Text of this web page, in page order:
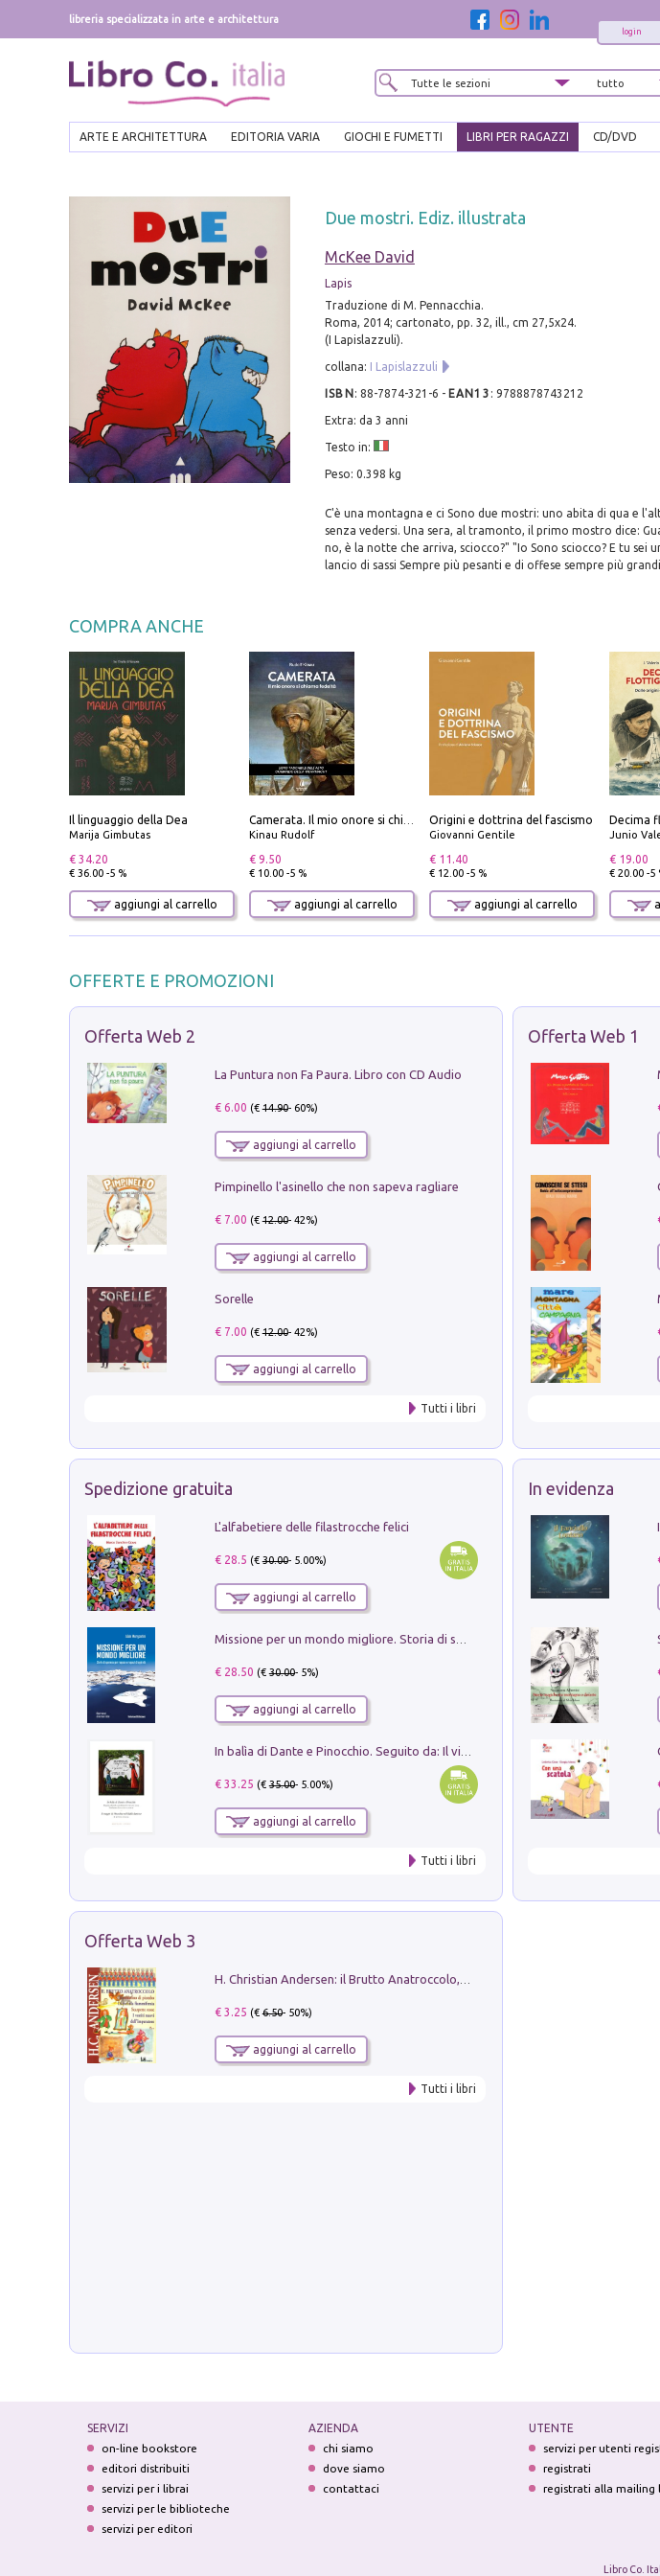
libreria specializzata in arte e architettura
login
ARTE E ARCHITETTURA EDITORIA VARIA GIOCHI E FUMETTI LIBRI PER RAGAZZI CD/DVD
Due mostri. Ediz. illustrata
McKee David
Lapis
Traduzione di M. Pennacchia.
Roma, 2014; cartonato, pp. 32, ill., cm 27,5x24.
(I Lapislazzuli).
collana: I Lapislazzuli
ISBN : 88-7874-321-6 - EAN13 : 9788878743212
Extra: da 3 anni
Testo in:
Peso: 0.398 kg
C'è una montagna e ci Sono due mostri: uno abita di qua e
senza vedersi. Una sera, al tramonto, il primo mostro dice:
no, è la notte che arriva, sciocco?" "Io Sono sciocco? E tu sei
lancio di sassi Sempre più pesanti e di offese sempre più
COMPRA ANCHE
Il linguaggio della Dea
Marija Gimbutas
€ 34.20
€ 36.00 -5 %
aggiungi al carrello
Kinau Rudolf
€ 9.50
€ 10.00 -5 %
aggiungi al carrello
Origini e dottrina del fascismo
Giovanni Gentile
€ 11.40
€ 12.00 -5 %
aggiungi al carrello
Junio
€ 19.00
€ 20.00 -5
OFFERTE E PROMOZIONI
Offerta Web 2
La Puntura non Fa Paura. Libro con CD Audio
€ 6.00 (€14.90- 60%)
aggiungi al carrello
Pimpinello l'asinello che non sapeva ragliare
€ 7.00 (€12.00- 42%)
aggiungi al carrello
Sorelle
€ 7.00 (€12.00- 42%)
aggiungi al carrello
Tutti i libri
Offerta Web 1
Spedizione gratuita
L'alfabetiere delle filastrocche felici
€ 28.5 (€30.00- 5.00%)
aggiungi al carrello
€ 28.50 (€30.00- 5%)
aggiungi al carrello
€ 33.25 (€35.00- 5.00%)
aggiungi al carrello
Tutti i libri
In evidenza
Offerta Web 3
€ 3.25 (€6.50- 50%)
aggiungi al carrello
Tutti i libri
SERVIZI
on-line bookstore
editori distribuiti
servizi per i librai
servizi per le biblioteche
servizi per editori
AZIENDA
chi siamo
dove siamo
contattaci
UTENTE
servizi per utenti
registrati
registrati alla mailing
Libro Co.